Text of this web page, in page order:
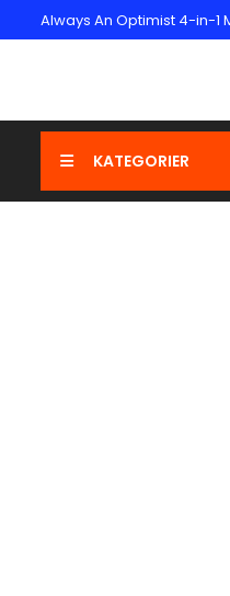
Always An Optimist 4-in-
KATEGORIER